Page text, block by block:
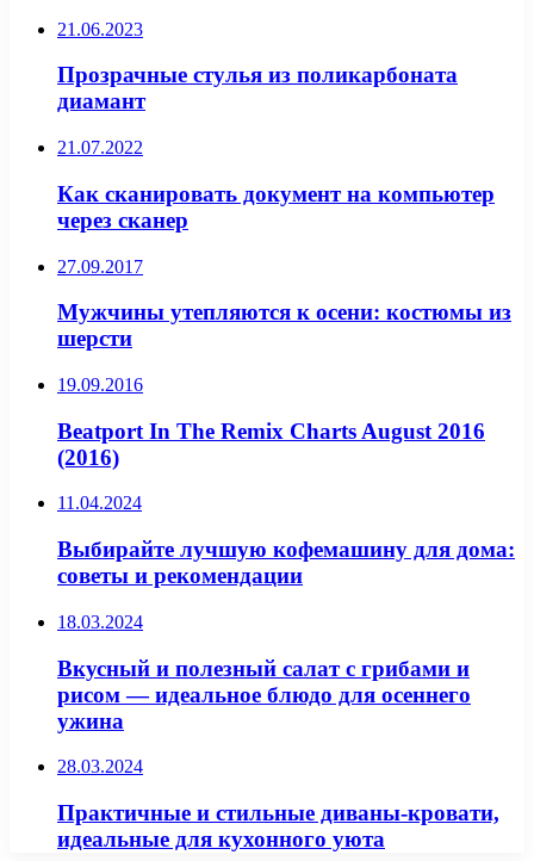
21.06.2023
Прозрачные стулья из поликарбоната
диамант
21.07.2022
Как сканировать документ на компьютер
через сканер
27.09.2017
Мужчины утепляются к осени: костюмы из
шерсти
19.09.2016
Beatport In The Remix Charts August 2016
(2016)
11.04.2024
Выбирайте лучшую кофемашину для дома:
советы и рекомендации
18.03.2024
Вкусный и полезный салат с грибами и
рисом — идеальное блюдо для осеннего
ужина
28.03.2024
Практичные и стильные диваны-кровати,
идеальные для кухонного уюта